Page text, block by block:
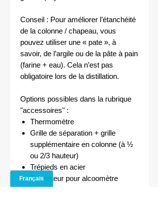
Conseil : Pour améliorer l’étanchéité
de la colonne / chapeau, vous
pouvez utiliser une « pate », à
savoir, de l’argile ou de la pâte à pain
(farine + eau). Cela n’est pas
obligatoire lors de la distillation.
Options possibles dans la rubrique
"accessoires" :
Thermomètre
Grille de séparation + grille
supplémentaire en colonne (à ½
ou 2/3 hauteur)
Trépieds en acier
Récepteur pour alcoomètre
Essencier